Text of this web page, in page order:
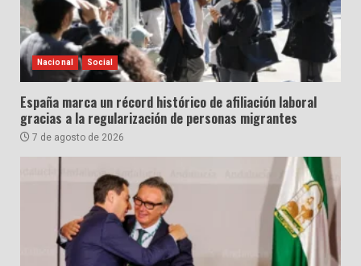
Nacional Social
España marca un récord histórico de afiliación laboral
gracias a la regularización de personas migrantes
7 de agosto de 2026